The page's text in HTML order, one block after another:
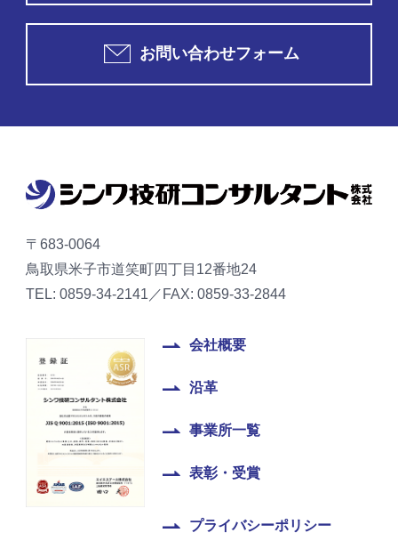
お問い合わせフォーム
〒683-0064
鳥取県米子市道笑町四丁目12番地24
TEL: 0859-34-2141／FAX: 0859-33-2844
会社概要
沿革
事業所一覧
表彰・受賞
プライバシーポリシー